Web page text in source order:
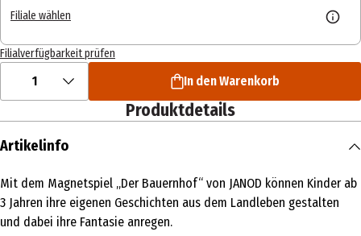
Filiale wählen
Filialverfügbarkeit prüfen
1 In den Warenkorb
Produktdetails
Artikelinfo
Mit dem Magnetspiel „Der Bauernhof“ von JANOD können Kinder ab
3 Jahren ihre eigenen Geschichten aus dem Landleben gestalten
und dabei ihre Fantasie anregen.